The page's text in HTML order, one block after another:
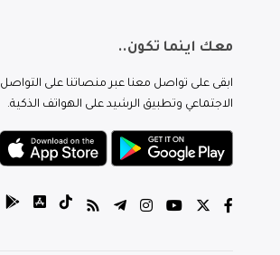
معك اينما تكون..
ابقى على تواصل معنا عبر منصاتنا على التواصل
الاجتماعي وتطبيق الرشيد على الهواتف الذكية.